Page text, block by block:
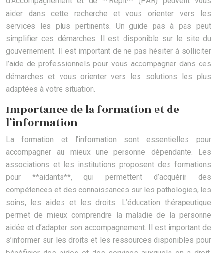
aider dans cette recherche et vous orienter vers les
services les plus pertinents. Un guide pas à pas peut
simplifier ces démarches. Il est disponible sur le site du
gouvernement. Il est important de ne pas hésiter à solliciter
l’aide de professionnels pour vous accompagner dans ces
démarches et vous orienter vers les solutions les plus
adaptées à votre situation.
Importance de la formation et de
l’information
La formation et l’information sont essentielles pour
accompagner au mieux une personne dépendante. Les
associations et les institutions proposent des formations
pour **aidants**, qui permettent d’acquérir des
compétences et des connaissances sur les pathologies, les
soins, les aides et les droits. L’éducation thérapeutique
permet de mieux comprendre la maladie de la personne
aidée et d’adapter son accompagnement. Il est important de
s’informer sur les droits et les ressources disponibles pour